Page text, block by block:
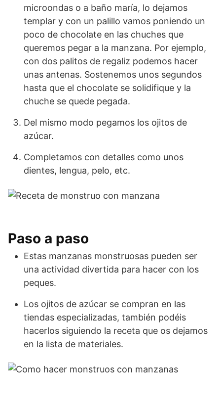
microondas o a baño maría, lo dejamos
templar y con un palillo vamos poniendo un
poco de chocolate en las chuches que
queremos pegar a la manzana. Por ejemplo,
con dos palitos de regaliz podemos hacer
unas antenas. Sostenemos unos segundos
hasta que el chocolate se solidifique y la
chuche se quede pegada.
Del mismo modo pegamos los ojitos de
azúcar.
Completamos con detalles como unos
dientes, lengua, pelo, etc.
Paso a paso
Estas manzanas monstruosas pueden ser
una actividad divertida para hacer con los
peques.
Los ojitos de azúcar se compran en las
tiendas especializadas, también podéis
hacerlos siguiendo la receta que os dejamos
en la lista de materiales.